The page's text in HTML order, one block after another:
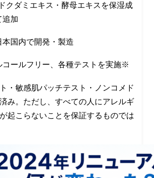
クダミエキス・酵母エキスを保湿成
追加
本国内で開発・製造
コールフリー、各種テストを実施※
・敏感肌パッチテスト・ノンコメド
み。ただし、すべての人にアレルギ
起こらないことを保証するものでは